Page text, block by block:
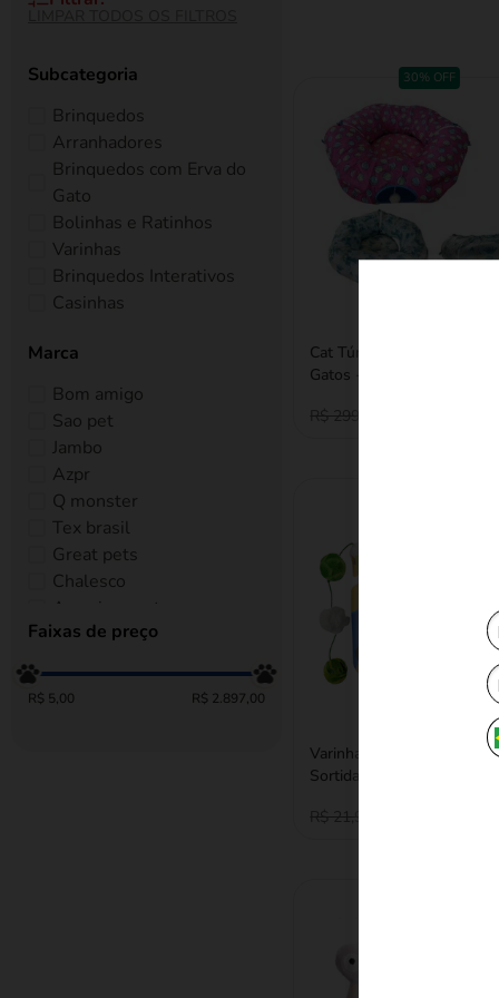
Subcategoria
Brinquedos
Arranhadores
Brinquedos com Erva do
Gato
Bolinhas e Ratinhos
Varinhas
Brinquedos Interativos
Casinhas
Marca
Bom amigo
Sao pet
Jambo
Azpr
Q monster
Tex brasil
Great pets
Chalesco
American pets
Zeze
Animalissimo
Faixas de preço
R$ 5,00 R$ 2.897,00
30% OFF
Cat Túnel Confort Dobrável
Gatos - Bom Amigo
Varinha para Gatos Wool
Sortidas 1 Unidade